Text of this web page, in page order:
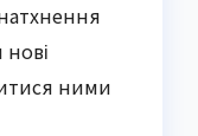
ними